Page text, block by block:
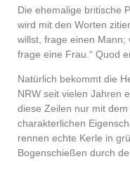
Die ehemalige britische
wird mit den Worten
willst, frage einen Mann;
frage eine Frau.“ Quod
Natürlich bekommt die
NRW seit vielen Jahren
diese Zeilen nur mit
charakterlichen
rennen echte Kerle in
Bogenschießen durch